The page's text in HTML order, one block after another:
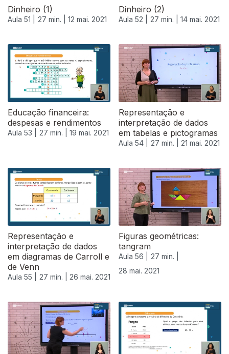
Dinheiro (1)
Aula 51 | 27 min. | 12 mai. 2021
Dinheiro (2)
Aula 52 | 27 min. | 14 mai. 2021
Educação financeira:
despesas e rendimentos
Aula 53 | 27 min. | 19 mai. 2021
Representação e
interpretação de dados
em tabelas e pictogramas
Aula 54 | 27 min. | 21 mai. 2021
Representação e
interpretação de dados
em diagramas de Carroll e
de Venn
Aula 55 | 27 min. | 26 mai. 2021
Figuras geométricas:
tangram
Aula 56 |
27 min. |
28 mai. 2021